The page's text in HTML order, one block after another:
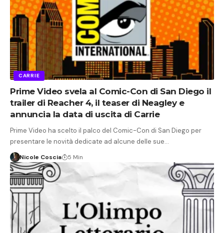
CARRIE
Prime Video svela al Comic-Con di San Diego il
trailer di Reacher 4, il teaser di Neagley e
annuncia la data di uscita di Carrie
Prime Video ha scelto il palco del Comic-Con di San Diego per
presentare le novità dedicate ad alcune delle sue…
Nicole Coscia 5 Min